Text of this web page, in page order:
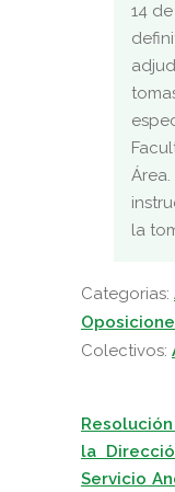
14
la
Categorias:
Colectivos:
la
Servicio